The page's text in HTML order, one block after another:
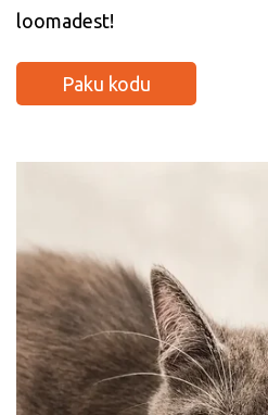
loomadest!
Paku kodu